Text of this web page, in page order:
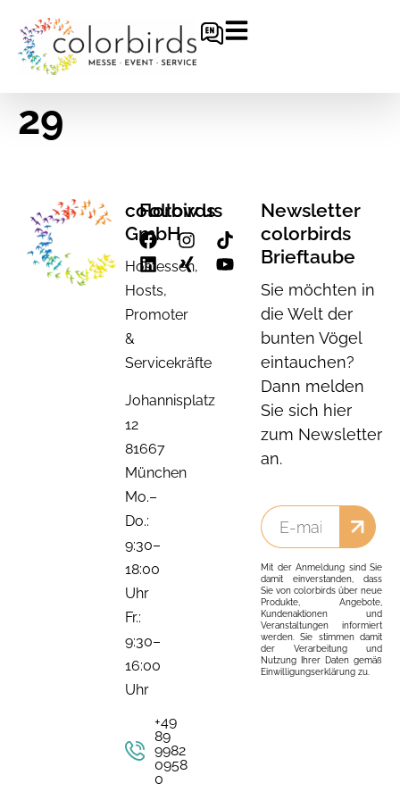
29
colorbirds
GmbH
Hostessen,
Hosts,
Promoter
&
Servicekräfte
Johannisplatz
12
81667
München
Mo.–
Do.:
9:30–
18:00
Uhr
Fr.:
9:30–
16:00
Uhr
+49
89
9982
0958
0
Follow us
Newsletter
colorbirds
Brieftaube
Sie möchten in
die Welt der
bunten Vögel
eintauchen?
Dann melden
Sie sich hier
zum Newsletter
an.
Mit der Anmeldung sind Sie
damit einverstanden, dass
Sie von colorbirds über neue
Produkte, Angebote,
Kundenaktionen und
Veranstaltungen informiert
werden. Sie stimmen damit
der Verarbeitung und
Nutzung Ihrer Daten gemäß
Einwilligungserklärung zu.